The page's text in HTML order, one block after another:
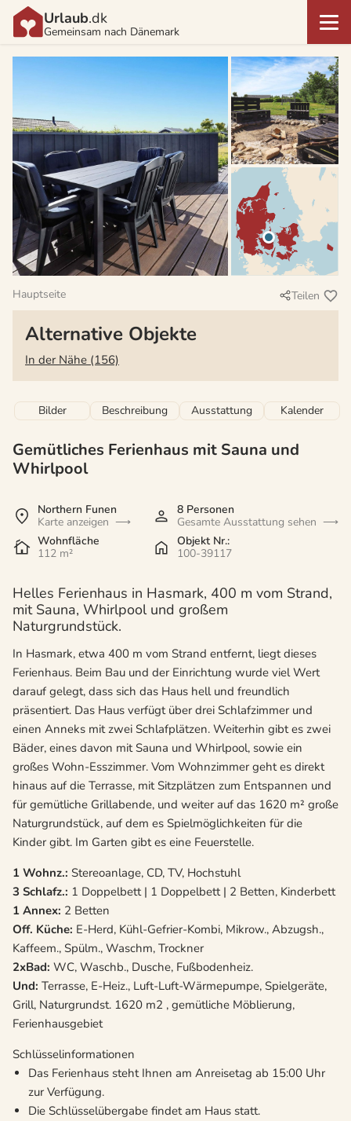
Urlaub.dk
Gemeinsam nach Dänemark
Hauptseite Teilen
Alternative Objekte
In der Nähe (156)
Bilder Beschreibung Ausstattung Kalender
Gemütliches Ferienhaus mit Sauna und
Whirlpool
Northern Funen
Karte anzeigen
8 Personen
Gesamte Ausstattung sehen
Wohnfläche
112 m²
Objekt Nr.:
100-39117
Helles Ferienhaus in Hasmark, 400 m vom Strand,
mit Sauna, Whirlpool und großem
Naturgrundstück.
In Hasmark, etwa 400 m vom Strand entfernt, liegt dieses
Ferienhaus. Beim Bau und der Einrichtung wurde viel Wert
darauf gelegt, dass sich das Haus hell und freundlich
präsentiert. Das Haus verfügt über drei Schlafzimmer und
einen Anneks mit zwei Schlafplätzen. Weiterhin gibt es zwei
Bäder, eines davon mit Sauna und Whirlpool, sowie ein
großes Wohn-Esszimmer. Vom Wohnzimmer geht es direkt
hinaus auf die Terrasse, mit Sitzplätzen zum Entspannen und
für gemütliche Grillabende, und weiter auf das 1620 m² große
Naturgrundstück, auf dem es Spielmöglichkeiten für die
Kinder gibt. Im Garten gibt es eine Feuerstelle.
1 Wohnz.: Stereoanlage, CD, TV, Hochstuhl
3 Schlafz.: 1 Doppelbett | 1 Doppelbett | 2 Betten, Kinderbett
1 Annex: 2 Betten
Off. Küche: E-Herd, Kühl-Gefrier-Kombi, Mikrow., Abzugsh.,
Kaffeem., Spülm., Waschm, Trockner
2xBad: WC, Waschb., Dusche, Fußbodenheiz.
Und: Terrasse, E-Heiz., Luft-Luft-Wärmepumpe, Spielgeräte,
Grill, Naturgrundst. 1620 m2 , gemütliche Möblierung,
Ferienhausgebiet
Schlüsselinformationen
Das Ferienhaus steht Ihnen am Anreisetag ab 15:00 Uhr
zur Verfügung.
Die Schlüsselübergabe findet am Haus statt.